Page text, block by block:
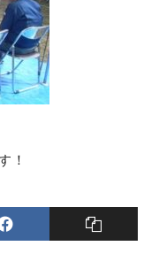
！